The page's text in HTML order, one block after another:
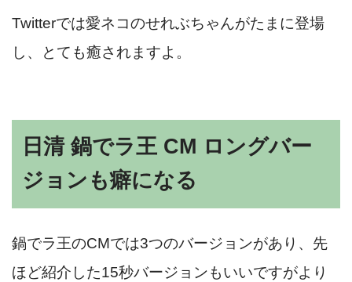
Twitterでは愛ネコのせれぶちゃんがたまに登場
し、とても癒されますよ。
日清 鍋でラ王 CM ロングバー
ジョンも癖になる
鍋でラ王のCMでは3つのバージョンがあり、先
ほど紹介した15秒バージョンもいいですがより